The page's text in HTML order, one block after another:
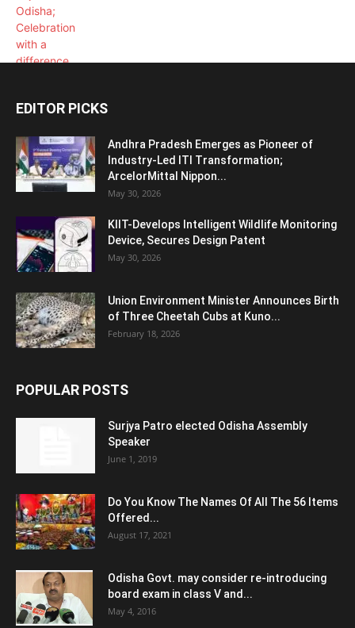
EDITOR PICKS
Andhra Pradesh Emerges as Pioneer of
Industry-Led ITI Transformation;
ArcelorMittal Nippon...
May 30, 2026
KIIT-Develops Intelligent Wildlife Monitoring
Device, Secures Design Patent
May 30, 2026
Union Environment Minister Announces Birth
of Three Cheetah Cubs at Kuno...
February 18, 2026
POPULAR POSTS
Surjya Patro elected Odisha Assembly
Speaker
June 1, 2019
Do You Know The Names Of All The 56 Items
Offered...
August 17, 2021
Odisha Govt. may consider re-introducing
board exam in class V and...
May 4, 2016